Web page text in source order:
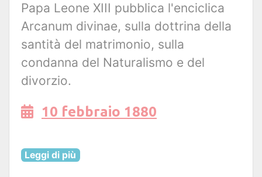
Papa Leone XIII pubblica l'enciclica
Arcanum divinae, sulla dottrina della
santità del matrimonio, sulla
condanna del Naturalismo e del
divorzio.
10 febbraio 1880
Leggi di più